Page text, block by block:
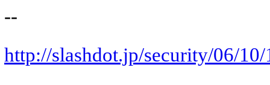
--
http://slashdot.jp/security/06/